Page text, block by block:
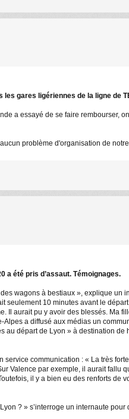
gares ligériennes de la ligne de
a essayé de se faire rembourser,
problème d'organisation de
a été pris d’assaut. Témoignages.
wagons à bestiaux », explique un
seulement 10 minutes avant le
Il aurait pu y avoir des blessés. Ma
a diffusé aux médias un
au départ de Lyon » à destination de
communication : « La très
Valence par exemple, il aurait fallu
il y a bien eu des renforts de
? » s’interroge un internaute pour